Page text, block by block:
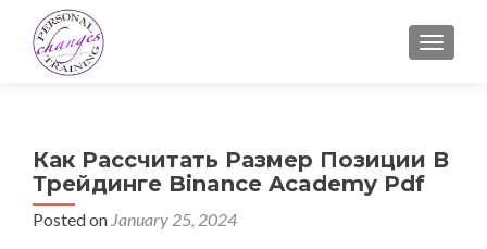
Как Рассчитать Размер Позиции В
Трейдинге Binance Academy Pdf
Posted on January 25, 2024